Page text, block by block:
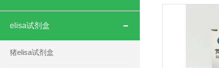
elisa试剂盒
猪elisa试剂盒